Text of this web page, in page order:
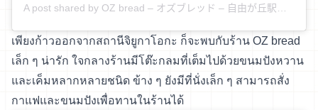
เพียงก้าวออกจากสถานีจิยูกาโอกะ ก็จะพบกับร้าน OZ bread
เล็ก ๆ น่ารัก ใจกลางร้านมีโต๊ะกลมที่เต็มไปด้วยขนมปังหวาน
และเค็มหลากหลายชนิด ข้าง ๆ ยังมีที่นั่งเล็ก ๆ สามารถสั่ง
กาแฟและขนมปังเพื่อทานในร้านได้